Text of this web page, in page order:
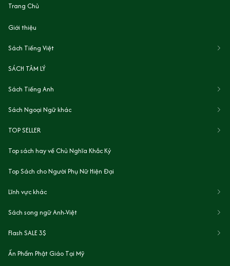
Trang Chủ
Giới thiệu
Sách Tiếng Việt
SÁCH TÂM LÝ
Sách Tiếng Anh
Sách Ngoại Ngữ khác
TOP SELLER
Top sách hay về Chủ Nghĩa Khắc Kỷ
Top Sách cho Người Phụ Nữ Hiện Đại
Lĩnh vực khác
Sách song ngữ Anh-Việt
Flash SALE 3$
Ấn Phẩm Phật Giáo Tại Mỹ